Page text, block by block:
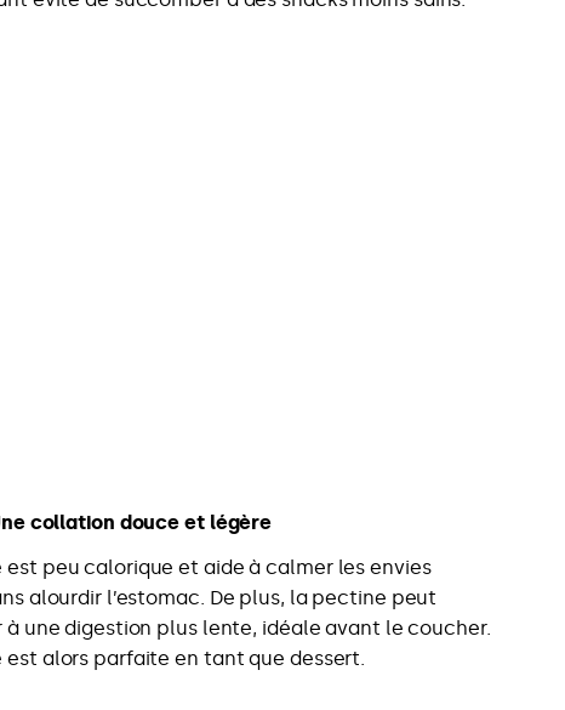
collation douce et légère
est peu calorique et aide à calmer les envies
alourdir l’estomac. De plus, la pectine peut
une digestion plus lente, idéale avant le coucher.
est alors parfaite en tant que dessert.